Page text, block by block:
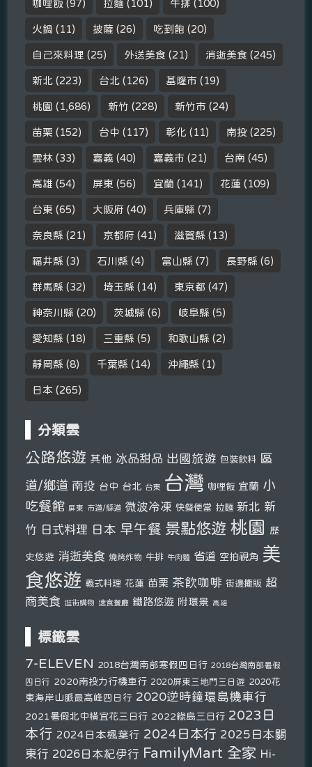
咖哩飯 (97) 拉麵 (101) 牛排 (100)
火鍋 (11) 披薩 (26) 吃到飽 (20)
自己來料理 (25) 外送美食 (21) 消逝美食 (245)
新北 (223) 台北 (126) 基隆市 (19)
桃園 (1,686) 新竹 (228) 新竹市 (24)
苗栗 (152) 台中 (117) 彰化 (11) 南投 (225)
雲林 (33) 嘉義 (40) 嘉義市 (21) 台南 (45)
高雄 (54) 屏東 (56) 宜蘭 (141) 花蓮 (109)
台東 (65) 大阪府 (40) 兵庫縣 (7)
奈良縣 (21) 京都府 (41) 滋賀縣 (13)
福井縣 (3) 石川縣 (4) 富山縣 (7) 長野縣 (6)
群馬縣 (32) 埼玉縣 (14) 東京都 (47)
神奈川縣 (20) 茨城縣 (6) 岐阜縣 (5)
愛知縣 (18) 三重縣 (5) 和歌山縣 (2)
靜岡縣 (8) 千葉縣 (14) 沖繩縣 (1)
日本 (265)
分類雲
公路悠遊 其他 冰品甜品 出國旅遊 包裝飲料 區
道/鄉道 南投 台中 台北 台東 台灣 咖哩飯 宜蘭 小
吃餐館 屏東 市道/縣道 微波冷凍 快餐便當 拉麵 新北 新
竹 日式料理 日本 早午餐 景點悠遊 桃園 歷
史悠遊 消逝美食 燒烤炸物 牛排 牛肉麵 省道 空拍視角 美
食悠遊 義式料理 花蓮 苗栗 茶飲咖啡 街邊攤販 超
商美食
逛街購物 速食餐廳 鐵路悠遊 附環景 高雄
標籤雲
7-ELEVEN 2018台灣南部寒假四日行 2018台灣南部暑假
四日行 2020南投力行機車行 2020屏東三地門三日遊 2020花
東海岸山脈最高峰四日行 2020逆時鐘環島機車行
2021暑假北中橫宜花三日行 2022綠島三日行 2023日
本行 2024日本楓葉行 2024日本行 2025日本關
東行 2026日本紀伊行 FamilyMart 全家 Hi-